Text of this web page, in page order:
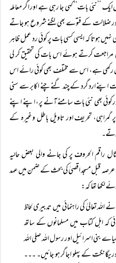
’’نئی بات‘‘ کہی جا رہی ہے اور اگر معاملہ
اور ضلالت کے فتوے بھی لگنے شروع ہو جاتے
ہوتا کہ ایسی کسی بات پر کوئی رد عمل ظاہر
کرتے ہوئے اس بات کی تحقیق کر لی
ہے، اس سے مختلف بھی کوئی رائے اس
ارد گرد کے چند گنے چنے اکابر سے سنی
کوئی بھی نئی بات سامنے آنے پر، اپنے اپنے
تحریف اور تاویل باطل وغیرہ کے
راقم الحروف پر کی جانے والی بعض حالیہ
قبل مسجد اقصیٰ کی بحث کے ضمن میں عہد
لکھا تھا کہ:
اللہ تعالیٰ کی راہنمائی میں تدبیری لحاظ
کہ اہل کتاب میں مسلمانوں کے ساتھ
بنی اسرائیل اور رسول اللہ صلی اللہ
یگانگت کے پہلو اجاگر ہو جائیں۔ ۔۔۔